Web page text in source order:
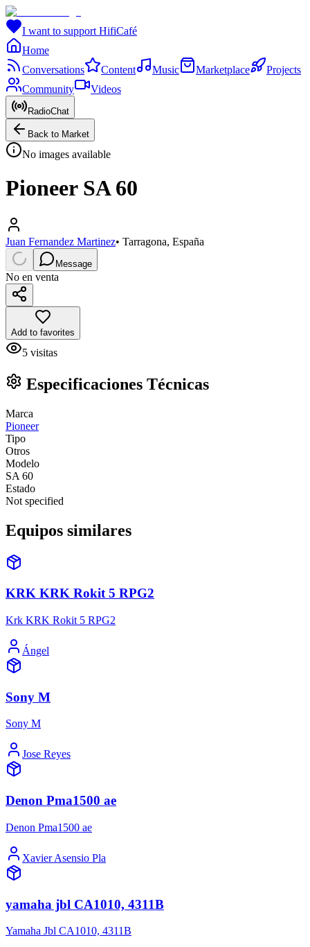
I want to support HifiCafé
Home
Conversations
Content Music Marketplace
Projects
Community
Videos
RadioChat
Back to Market
No images available
Pioneer SA 60
Juan Fernandez Martinez• Tarragona, España
Message
No en venta
Add to favorites
5 visitas
Especificaciones Técnicas
Marca
Pioneer
Tipo
Otros
Modelo
SA 60
Estado
Not specified
Equipos similares
KRK KRK Rokit 5 RPG2
Krk KRK Rokit 5 RPG2
Ángel
Sony M
Sony M
Jose Reyes
Denon Pma1500 ae
Denon Pma1500 ae
Xavier Asensio Pla
yamaha jbl CA1010, 4311B
Yamaha Jbl CA1010, 4311B